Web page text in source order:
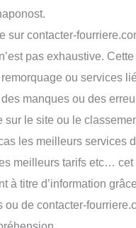
sur contacter-
pas exhaustive.
ou services
manques ou des
sur le site ou le
les meilleurs services
meilleurs tarifs etc… cet
à titre d’information
ou de contacter-